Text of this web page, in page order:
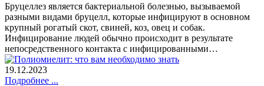
Бруцеллез является бактериальной болезнью, вызываемой
разными видами бруцелл, которые инфицируют в основном
крупный рогатый скот, свиней, коз, овец и собак.
Инфицирование людей обычно происходит в результате
непосредственного контакта с инфицированными…
19.12.2023
Подробнее ...